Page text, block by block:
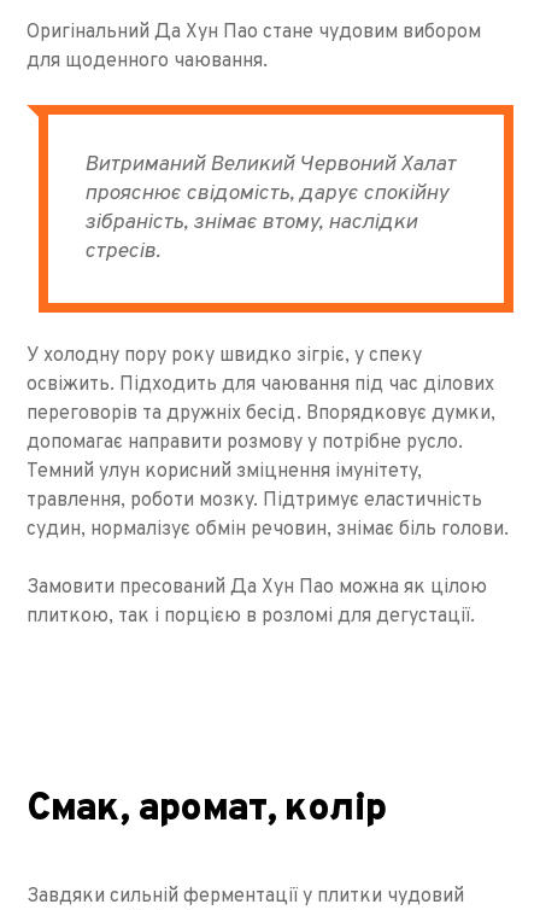
Оригінальний Да Хун Пао стане чудовим вибором
для щоденного чаювання.
Витриманий Великий Червоний Халат
прояснює свідомість, дарує спокійну
зібраність, знімає втому, наслідки
стресів.
У холодну пору року швидко зігріє, у спеку
освіжить. Підходить для чаювання під час ділових
переговорів та дружніх бесід. Впорядковує думки,
допомагає направити розмову у потрібне русло.
Темний улун корисний зміцнення імунітету,
травлення, роботи мозку. Підтримує еластичність
судин, нормалізує обмін речовин, знімає біль голови.
Замовити пресований Да Хун Пао можна як цілою
плиткою, так і порцією в розломі для дегустації.
Смак, аромат, колір
Завдяки сильній ферментації у плитки чудовий